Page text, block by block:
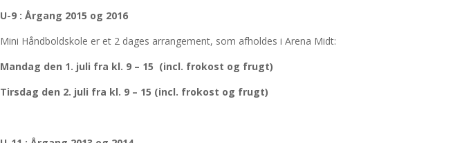
U-9 : Årgang 2015 og 2016
Mini Håndboldskole er et 2 dages arrangement, som afholdes i Arena Midt:
Mandag den 1. juli fra kl. 9 – 15 (incl. frokost og frugt)
Tirsdag den 2. juli fra kl. 9 – 15 (incl. frokost og frugt)